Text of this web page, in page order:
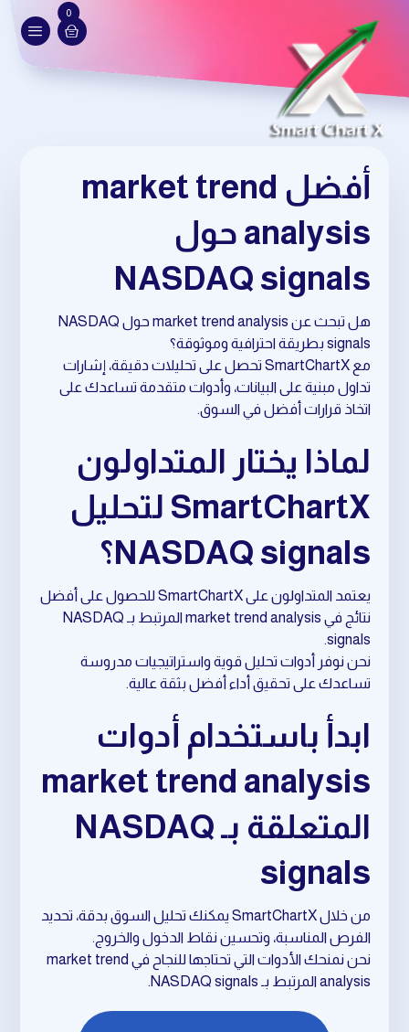
0
أفضل market trend
analysis حول
NASDAQ signals
هل تبحث عن market trend analysis حول NASDAQ
signals بطريقة احترافية وموثوقة؟
مع SmartChartX تحصل على تحليلات دقيقة، إشارات
تداول مبنية على البيانات، وأدوات متقدمة تساعدك على
اتخاذ قرارات أفضل في السوق.
لماذا يختار المتداولون
SmartChartX لتحليل
NASDAQ signals؟
يعتمد المتداولون على SmartChartX للحصول على أفضل
نتائج في market trend analysis المرتبط بـ NASDAQ
signals.
نحن نوفر أدوات تحليل قوية واستراتيجيات مدروسة
تساعدك على تحقيق أداء أفضل بثقة عالية.
ابدأ باستخدام أدوات
market trend analysis
المتعلقة بـ NASDAQ
signals
من خلال SmartChartX يمكنك تحليل السوق بدقة، تحديد
الفرص المناسبة، وتحسين نقاط الدخول والخروج.
نحن نمنحك الأدوات التي تحتاجها للنجاح في market trend
analysis المرتبط بـ NASDAQ signals.